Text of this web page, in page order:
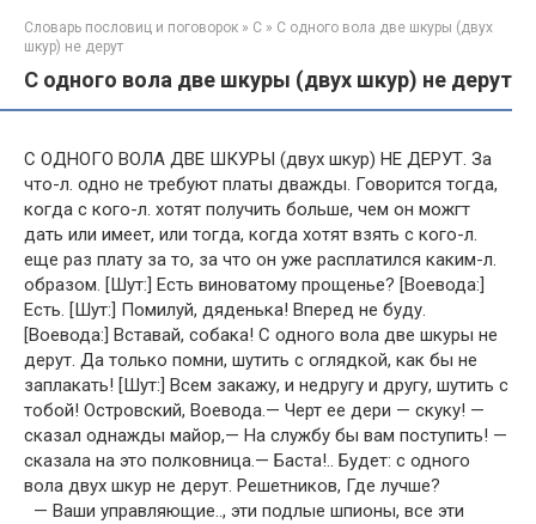
Словарь пословиц и поговорок » С » С одного вола две шкуры (двух
шкур) не дерут
С одного вола две шкуры (двух шкур) не дерут
С ОДНОГО ВОЛА ДВЕ ШКУРЫ (двух шкур) НЕ ДЕРУТ. За
что-л. одно не требуют платы дважды. Говорится тогда,
когда с кого-л. хотят получить больше, чем он можгт
дать или имеет, или тогда, когда хотят взять с кого-л.
еще раз плату за то, за что он уже расплатился каким-л.
образом. [Шут:] Есть виноватому прощенье? [Воевода:]
Есть. [Шут:] Помилуй, дяденька! Вперед не буду.
[Воевода:] Вставай, собака! С одного вола две шкуры не
дерут. Да только помни, шутить с оглядкой, как бы не
заплакать! [Шут:] Всем закажу, и недругу и другу, шутить с
тобой! Островский, Воевода.— Черт ее дери — скуку! —
сказал однажды майор,— На службу бы вам поступить! —
сказала на это полковница.— Баста!.. Будет: с одного
вола двух шкур не дерут. Решетников, Где лучше?
— Ваши управляющие.., эти подлые шпионы, все эти